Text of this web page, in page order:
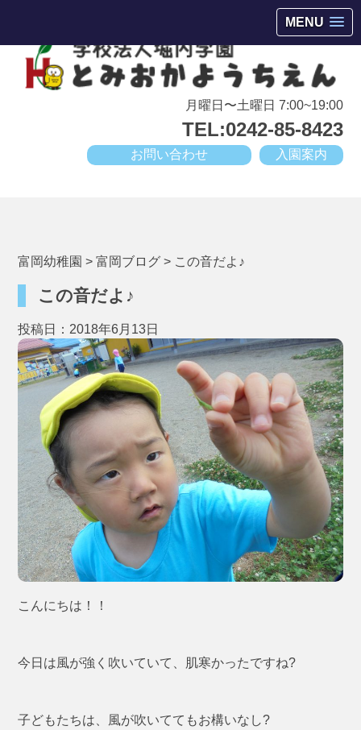
MENU
月曜日〜土曜日 7:00~19:00
TEL:0242-85-8423
入園案内
お問い合わせ
富岡幼稚園 >富岡ブログ > この音だよ♪
この音だよ♪
投稿日：2018年6月13日
こんにちは！！
今日は風が強く吹いていて、肌寒かったですね?
子どもたちは、風が吹いててもお構いなし?